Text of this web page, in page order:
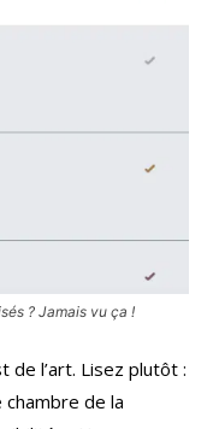
? Jamais vu ça !
de l’art. Lisez plutôt :
chambre de la